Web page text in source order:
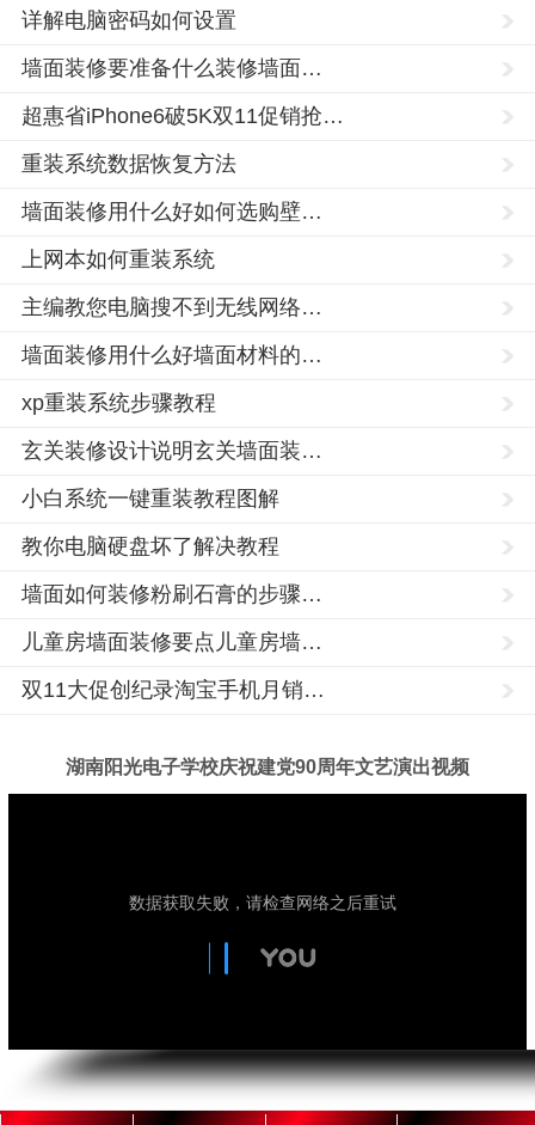
详解电脑密码如何设置
墙面装修要准备什么装修墙面…
超惠省iPhone6破5K双11促销抢…
重装系统数据恢复方法
墙面装修用什么好如何选购壁…
上网本如何重装系统
主编教您电脑搜不到无线网络…
墙面装修用什么好墙面材料的…
xp重装系统步骤教程
玄关装修设计说明玄关墙面装…
小白系统一键重装教程图解
教你电脑硬盘坏了解决教程
墙面如何装修粉刷石膏的步骤…
儿童房墙面装修要点儿童房墙…
双11大促创纪录淘宝手机月销…
湖南阳光电子学校庆祝建党90周年文艺演出视频
银
南
酒
湖
光
立
于
年，
PLC
训,PLC
编
培
训